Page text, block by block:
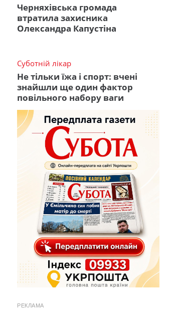
Черняхівська громада
втратила захисника
Олександра Капустіна
Суботній лікар
Не тільки їжа і спорт: вчені
знайшли ще один фактор
повільного набору ваги
РЕКЛАМА